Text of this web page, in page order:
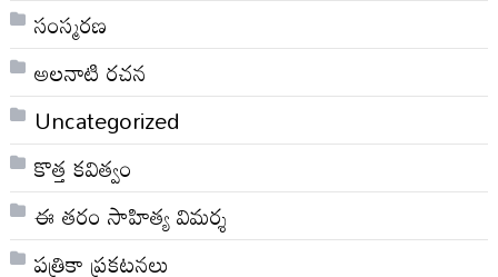
సంస్మరణ
అలనాటి రచన
Uncategorized
కొత్త కవిత్వం
ఈ తరం సాహిత్య విమర్శ
పత్రికా ప్రకటనలు